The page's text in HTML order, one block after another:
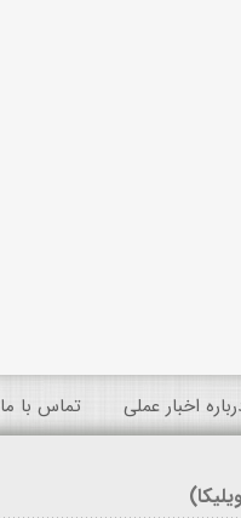
اخبار عملی تماس با ما